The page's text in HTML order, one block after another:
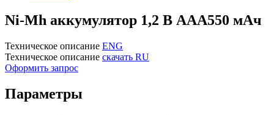
Ni-Mh аккумулятор 1,2 В AAA550 мАч
Техническое описание ENG
Техническое описание скачать RU
Оформить запрос
Параметры